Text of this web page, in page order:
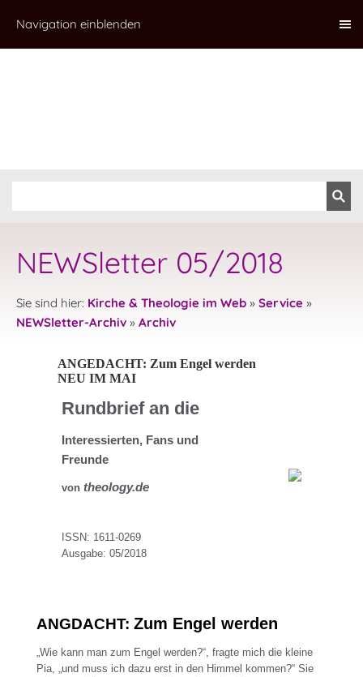
Navigation einblenden
NEWSletter 05/2018
Sie sind hier: Kirche & Theologie im Web » Service »
NEWSletter-Archiv » Archiv
ANGEDACHT: Zum Engel werden
NEU IM MAI
Rundbrief an die
Interessierten, Fans und
Freunde
von theology.de
ISSN: 1611-0269
Ausgabe: 05/2018
ANGDACHT: Zum Engel werden
„Wie kann man zum Engel werden?“, fragte mich die kleine
Pia, „und muss ich dazu erst in den Himmel kommen?“ Sie